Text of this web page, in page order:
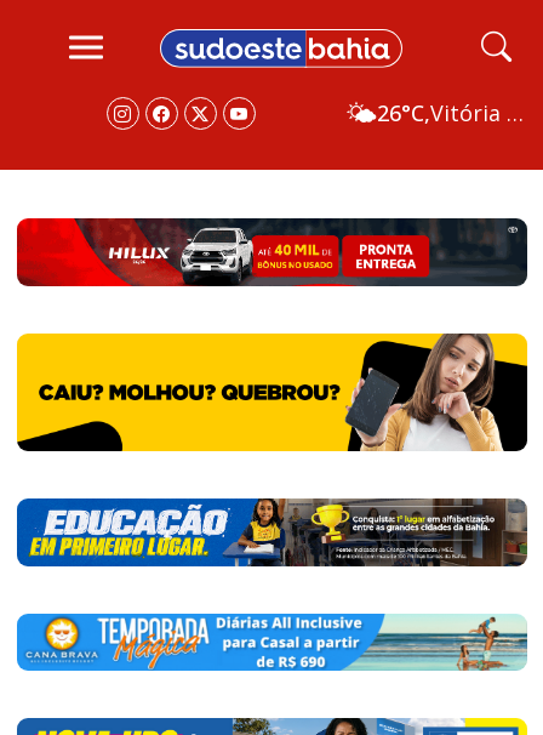
🌤️26°C, Vitória da Conquista